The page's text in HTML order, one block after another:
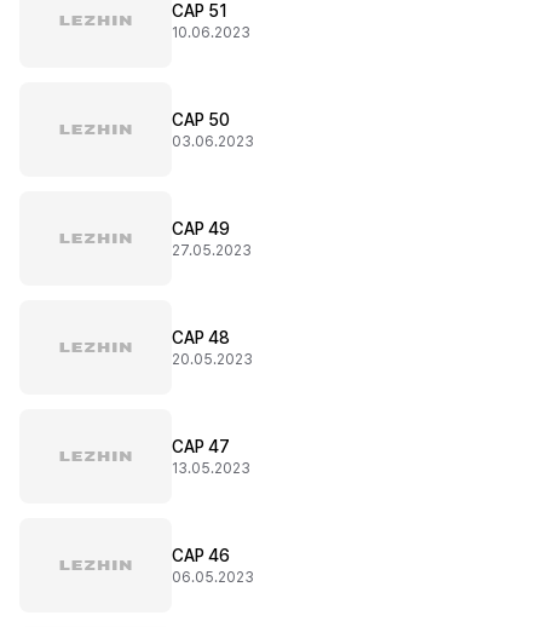
CAP 51
10.06.2023
CAP 50
03.06.2023
CAP 49
27.05.2023
CAP 48
20.05.2023
CAP 47
13.05.2023
CAP 46
06.05.2023